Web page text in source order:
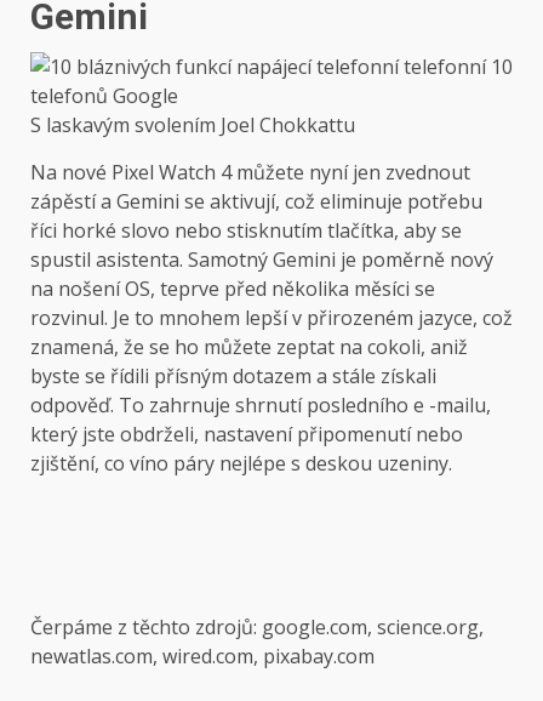
Gemini
S laskavým svolením Joel Chokkattu
Na nové Pixel Watch 4 můžete nyní jen zvednout
zápěstí a Gemini se aktivují, což eliminuje potřebu
říci horké slovo nebo stisknutím tlačítka, aby se
spustil asistenta. Samotný Gemini je poměrně nový
na nošení OS, teprve před několika měsíci se
rozvinul. Je to mnohem lepší v přirozeném jazyce, což
znamená, že se ho můžete zeptat na cokoli, aniž
byste se řídili přísným dotazem a stále získali
odpověď. To zahrnuje shrnutí posledního e -mailu,
který jste obdrželi, nastavení připomenutí nebo
zjištění, co víno páry nejlépe s deskou uzeniny.
Čerpáme z těchto zdrojů: google.com, science.org,
newatlas.com, wired.com, pixabay.com